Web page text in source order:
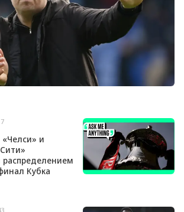
может возглавить «Кристал
и
Кубка